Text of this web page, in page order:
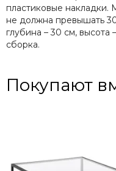
пластиковые накладки.
не должна превышать
глубина – 30 см, высота
сборка.
Покупают